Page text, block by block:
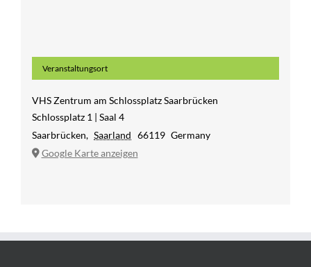
Veranstaltungsort
VHS Zentrum am Schlossplatz Saarbrücken
Schlossplatz 1 | Saal 4
Saarbrücken, Saarland 66119 Germany
Google Karte anzeigen